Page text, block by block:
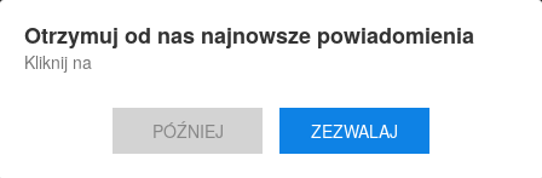
Nowa aplikacja Flipohity
Aktualne wiadomości, artykuły, TOP
Instalacja
Zgoda Szczegóły O cookies
Ta strona używa plików cookies
We Flipo robimy wszystko, aby pokazać Ci tylko te treści, które
Otrzymuj od nas najnowsze powiadomienia
Kliknij na
PÓŹNIEJ ZEZWALAJ